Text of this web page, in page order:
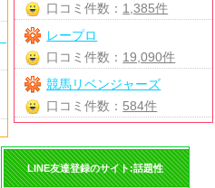
口コミ件数： 1,385件
レープロ
口コミ件数： 19,090件
競馬リベンジャーズ
口コミ件数： 584件
LINE友達登録のサイト:話題性